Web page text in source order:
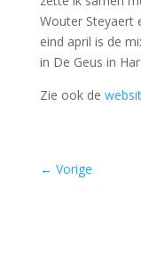
Wouter Steyaert
eind april is de
in De Geus in
Zie ook de
← Vorige